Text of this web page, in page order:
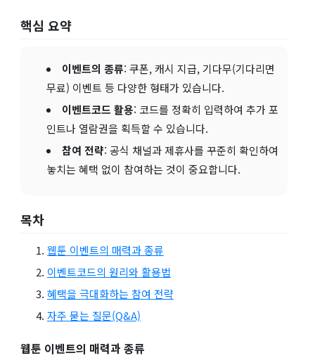
핵심 요약
이벤트의 종류: 쿠폰, 캐시 지급, 기다무(기다리면
무료) 이벤트 등 다양한 형태가 있습니다.
이벤트코드 활용: 코드를 정확히 입력하여 추가 포
인트나 열람권을 획득할 수 있습니다.
참여 전략: 공식 채널과 제휴사를 꾸준히 확인하여
놓치는 혜택 없이 참여하는 것이 중요합니다.
목차
웹툰 이벤트의 매력과 종류
이벤트코드의 원리와 활용법
혜택을 극대화하는 참여 전략
자주 묻는 질문(Q&A)
웹툰 이벤트의 매력과 종류